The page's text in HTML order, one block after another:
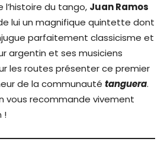
du tango, Juan Ramos
lui un magnifique quintette dont
parfaitement classicisme et
argentin et ses musiciens
les routes présenter ce premier
de la communauté tanguera.
vous recommande vivement
!